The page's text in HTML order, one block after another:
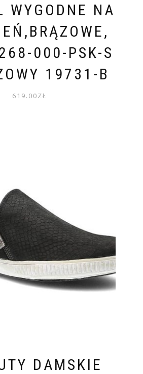
WYGODNE NA
000-PSK-S
19731-B
619.00ZŁ
DAMSKIE